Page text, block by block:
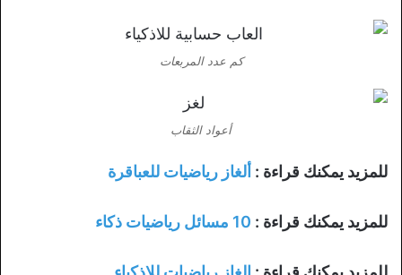
كم عدد المربعات
أعواد الثقاب
للمزيد يمكنك قراءة : ألغاز رياضيات للعباقرة
للمزيد يمكنك قراءة : 10 مسائل رياضيات ذكاء